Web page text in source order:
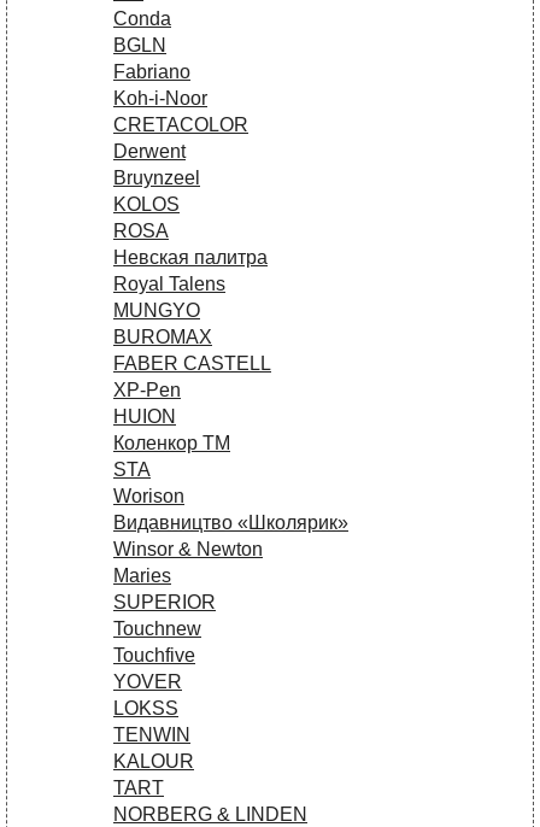
Conda
BGLN
Fabriano
Koh-i-Noor
CRETACOLOR
Derwent
Bruynzeel
KOLOS
ROSA
Невская палитра
Royal Talens
MUNGYO
BUROMAX
FABER CASTELL
XP-Pen
HUION
Коленкор ТМ
STA
Worison
Видавництво «Школярик»
Winsor & Newton
Maries
SUPERIOR
Touchnew
Touchfive
YOVER
LOKSS
TENWIN
KALOUR
TART
NORBERG & LINDEN